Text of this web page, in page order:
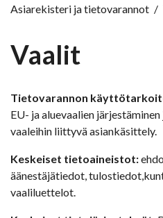
Asiarekisteri ja tietovarannot /
Vaalit
Tietovarannon
EU- ja aluevaalien
vaaleihin liittyvä asiankäsittely.
Keskeiset tietoaineistot:
äänestäjätiedot,
vaaliluettelot.